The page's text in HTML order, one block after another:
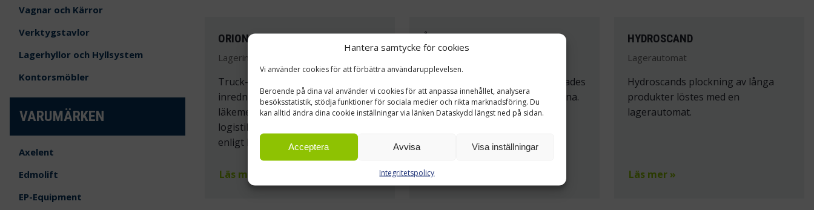
Hantera samtycke för cookies
Vi använder cookies för att förbättra användarupplevelsen.
Beroende på dina val använder vi cookies för att anpassa innehållet, analysera
besöksstatistik, stödja funktioner för sociala medier och rikta marknadsföring. Du
kan alltid ändra dina cookie inställningar via länken Dataskydd längst ned på sidan.
Acceptera Avvisa Visa inställningar
Integritetspolicy
Vagnar och Kärror
Verktygstavlor
Lagerhyllor och Hyllsystem
Kontorsmöbler
VARUMÄRKEN
Axelent
Edmolift
EP-Equipment
ORION ABP
Lagerinredning, Truckar
Truck-, lagerautomations- och
inredningslösningarna för Orions
läkemedelsförpacknings- och
logistikcenter i Salo skräddarsyddes
enligt kundens behov.
Läs mer »
ÅBO UNIVERSITET
Åbo universitetsbibliotek förnyades
– ända ner till materialutrymmena.
Läs mer »
HYDROSCAND
Lagerautomat
Hydroscands plockning av långa
produkter löstes med en
lagerautomat.
Läs mer »